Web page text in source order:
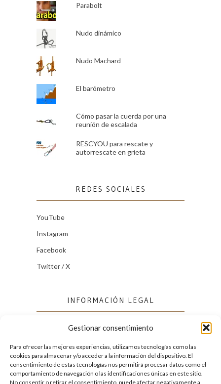
Gestionar consentimiento
Para ofrecer las mejores experiencias, utilizamos tecnologías como las
cookies para almacenar y/o acceder a la información del dispositivo. El
consentimiento de estas tecnologías nos permitirá procesar datos como el
comportamiento de navegación o las identificaciones únicas en este sitio.
No consentir o retirar el consentimiento, puede afectar negativamente a
Parabolt
Nudo dinámico
Nudo Machard
El barómetro
Cómo pasar la cuerda por una
reunión de escalada
RESCYOU para rescate y
autorrescate en grieta
REDES SOCIALES
YouTube
Instagram
Facebook
Twitter / X
INFORMACIÓN LEGAL
Política de cookies (UE)
Política de privacidad
FACEBOOK